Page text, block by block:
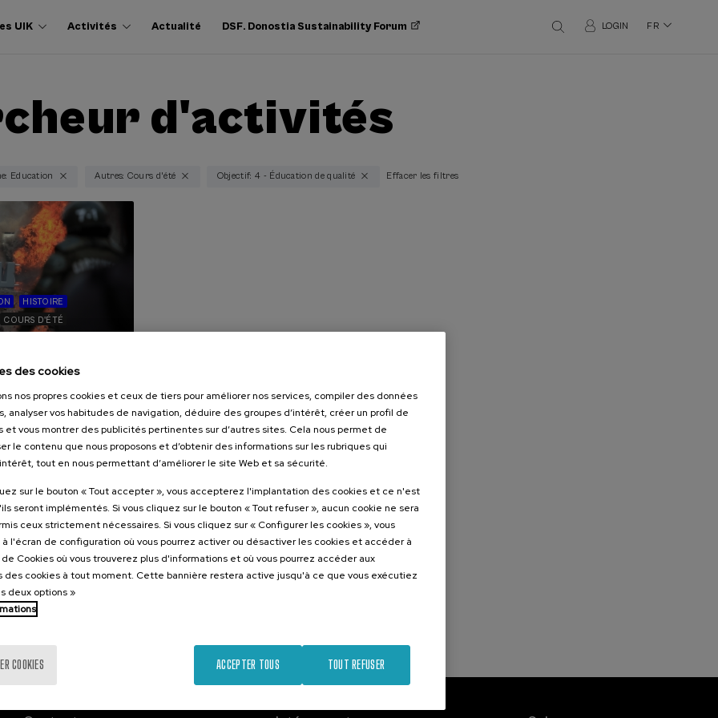
UIK Activités Actualité DSF. Donostia Sustainability Forum LOGIN FR
d'activités
Education Autres: Cours d'été Objectif: 4 - Éducation de qualité Effacer les filtres
HISTOIRE
COURS D'ÉTÉ
contra la
...
Gratuit
Dernières
places
Gratuit
Date
passée
Liste
d'attente
Période
d'inscription
des cookies
nos propres cookies et ceux de tiers pour améliorer nos services, compiler des données
analyser vos habitudes de navigation, déduire des groupes d’intérêt, créer un profil de
et vous montrer des publicités pertinentes sur d’autres sites. Cela nous permet de
le contenu que nous proposons et d’obtenir des informations sur les rubriques qui
tout en nous permettant d’améliorer le site Web et sa sécurité.
sur le bouton « Tout accepter », vous accepterez l'implantation des cookies et ce n'est
seront implémentés. Si vous cliquez sur le bouton « Tout refuser », aucun cookie ne sera
ceux strictement nécessaires. Si vous cliquez sur « Configurer les cookies », vous
l'écran de configuration où vous pourrez activer ou désactiver les cookies et accéder à
Cookies où vous trouverez plus d'informations et où vous pourrez accéder aux
des cookies à tout moment. Cette bannière restera active jusqu'à ce que vous exécutiez
deux options »
COOKIES TOUT REFUSER
ACCEPTER TOUS